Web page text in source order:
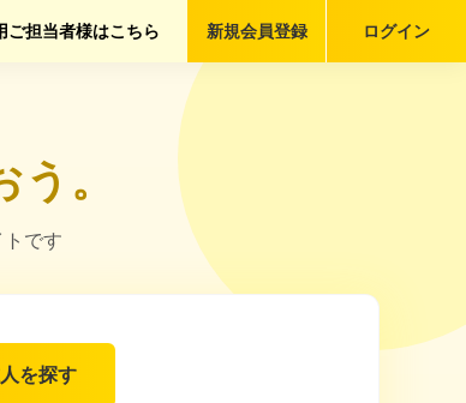
ご担当者様はこちら ログイン
新規会員登録
。
です
を探す